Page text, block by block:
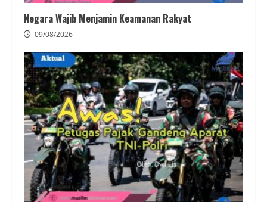
Negara Wajib Menjamin Keamanan Rakyat
09/08/2026